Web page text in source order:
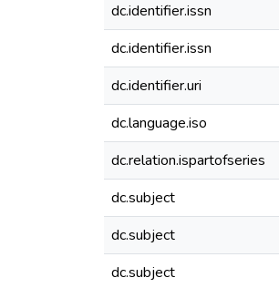
dc.identifier.issn
dc.identifier.issn
dc.identifier.uri
dc.language.iso
dc.relation.ispartofseries
dc.subject
dc.subject
dc.subject